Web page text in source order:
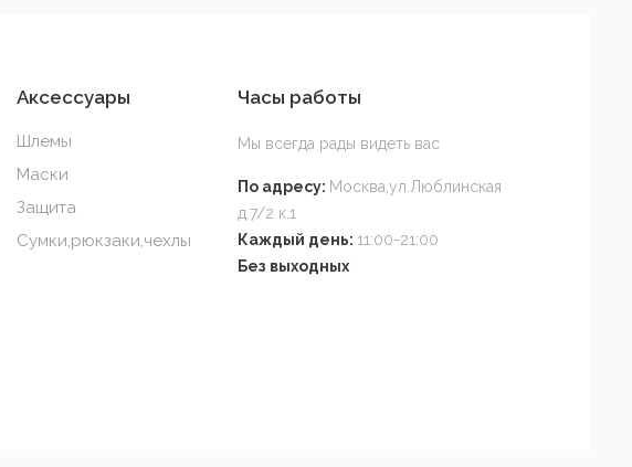
Аксессуары
Шлемы
Маски
Защита
Сумки,рюкзаки,чехлы
Часы работы
Мы всегда рады видеть вас
По адресу: Москва,ул.Люблинская
д.7/2 к.1
Каждый день: 11:00-21:00
Без выходных